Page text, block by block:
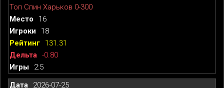
Топ Спин Харьков 0-300
16
18
131.31
-0.80
2:5
2026-07-25